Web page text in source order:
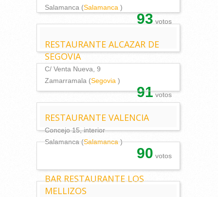
Salamanca (Salamanca )
93 votos
RESTAURANTE ALCAZAR DE
SEGOVIA
C/ Venta Nueva, 9
Zamarramala (Segovia )
91votos
RESTAURANTE VALENCIA
Concejo 15, interior
Salamanca (Salamanca )
90 votos
BAR RESTAURANTE LOS
MELLIZOS